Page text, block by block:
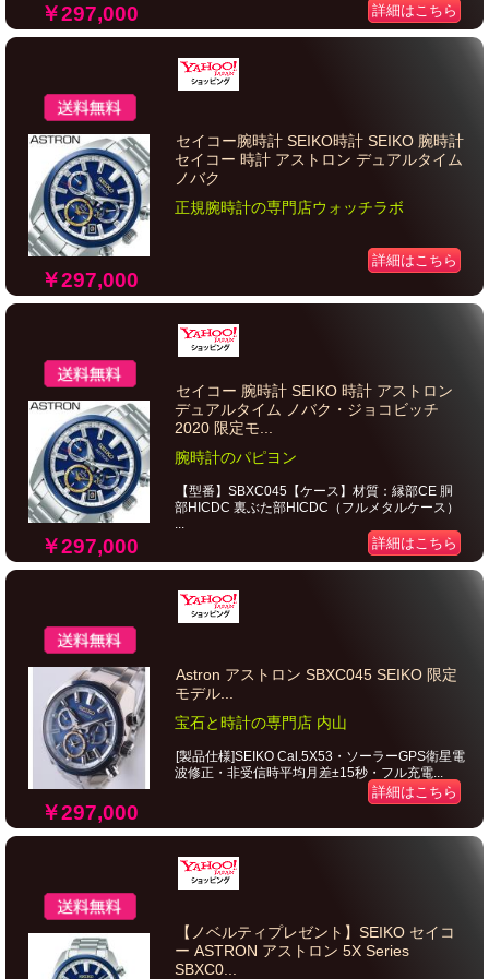
￥297,000 詳細はこちら
￥297,000
セイコー腕時計 SEIKO時計 SEIKO 腕時計
セイコー 時計 アストロン デュアルタイム
ノバク
正規腕時計の専門店ウォッチラボ
詳細はこちら
￥297,000
セイコー 腕時計 SEIKO 時計 アストロン
デュアルタイム ノバク・ジョコビッチ
2020 限定モ...
腕時計のパピヨン
【型番】SBXC045【ケース】材質：縁部CE 胴
部HICDC 裏ぶた部HICDC（フルメタルケース）
...
詳細はこちら
￥297,000
Astron アストロン SBXC045 SEIKO 限定
モデル...
宝石と時計の専門店 内山
[製品仕様]SEIKO Cal.5X53・ソーラーGPS衛星電
波修正・非受信時平均月差±15秒・フル充電...
詳細はこちら
【ノベルティプレゼント】SEIKO セイコ
ー ASTRON アストロン 5X Series
SBXC0...